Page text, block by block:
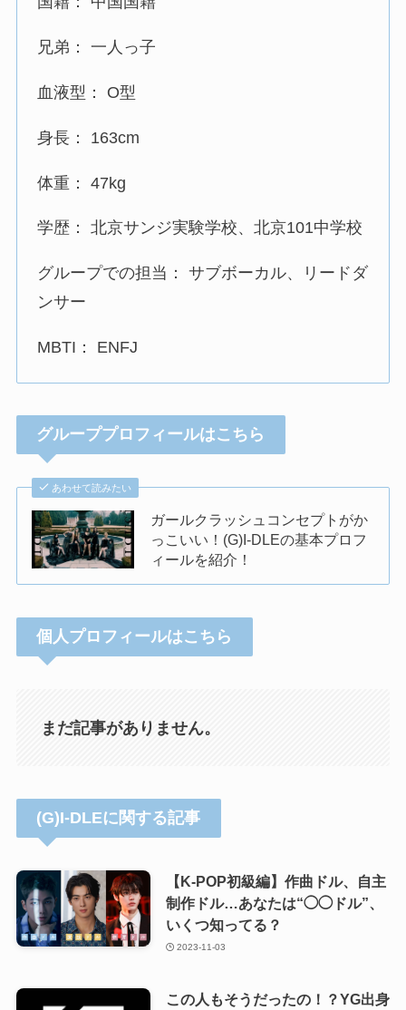
兄弟： 一人っ子
血液型： O型
身長： 163cm
体重： 47kg
学歴： 北京サンジ実験学校、北京101中学校
グループでの担当： サブボーカル、リードダ
ンサー
MBTI： ENFJ
グループプロフィールはこちら
あわせて読みたい
ガールクラッシュコンセプトがか
っこいい！(G)I-DLEの基本プロフ
ィールを紹介！
個人プロフィールはこちら
まだ記事がありません。
(G)I-DLEに関する記事
【K-POP初級編】作曲ドル、自主
制作ドル…あなたは“◯◯ドル”、
いくつ知ってる？
2023-11-03
この人もそうだったの！？YG出身